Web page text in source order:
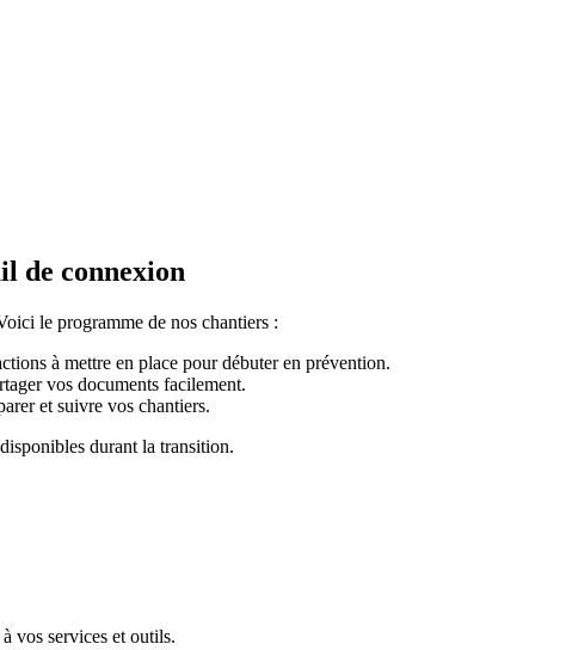
de connexion
le programme de nos chantiers :
à mettre en place pour débuter en prévention.
vos documents facilement.
et suivre vos chantiers.
durant la transition.
vos services et outils.